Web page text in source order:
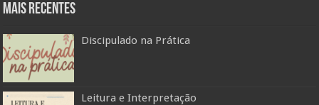
Mais Recentes
Discipulado na Prática
Leitura e Interpretação